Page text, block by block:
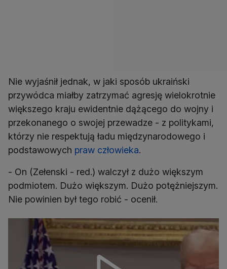
Nie wyjaśnił jednak, w jaki sposób ukraiński
przywódca miałby zatrzymać agresję wielokrotnie
większego kraju ewidentnie dążącego do wojny i
przekonanego o swojej przewadze - z politykami,
którzy nie respektują ładu międzynarodowego i
podstawowych praw człowieka.
- On (Zełenski - red.) walczył z dużo większym
podmiotem. Dużo większym. Dużo potężniejszym.
Nie powinien był tego robić - ocenił.